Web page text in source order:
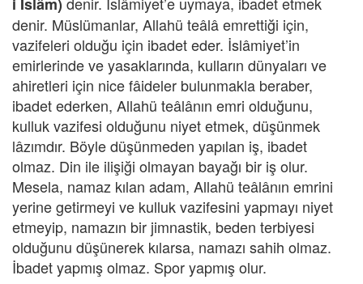
denir. Müslümanlar, Allahü teâlâ emrettiği için,
vazifeleri olduğu için ibadet eder. İslâmiyet’in
emirlerinde ve yasaklarında, kulların dünyaları ve
ahiretleri için nice fâideler bulunmakla beraber,
ibadet ederken, Allahü teâlânın emri olduğunu,
kulluk vazifesi olduğunu niyet etmek, düşünmek
lâzımdır. Böyle düşünmeden yapılan iş, ibadet
olmaz. Din ile ilişiği olmayan bayağı bir iş olur.
Mesela, namaz kılan adam, Allahü teâlânın emrini
yerine getirmeyi ve kulluk vazifesini yapmayı niyet
etmeyip, namazın bir jimnastik, beden terbiyesi
olduğunu düşünerek kılarsa, namazı sahih olmaz.
İbadet yapmış olmaz. Spor yapmış olur.